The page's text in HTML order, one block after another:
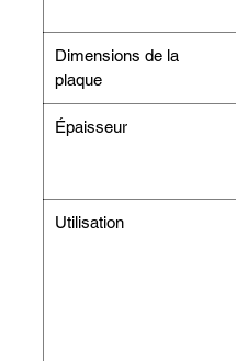
Dimensions de la
plaque
Épaisseur
Utilisation